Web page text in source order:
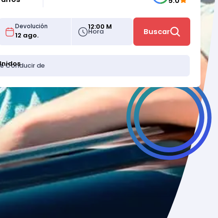
Devolución
Hora
12:00 M
Buscar
Conducir de